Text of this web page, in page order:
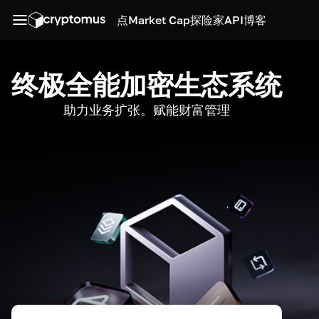
点Market Cap探险家API博客
终极全能加密生态系统
助力业务扩张。赋能财富管理